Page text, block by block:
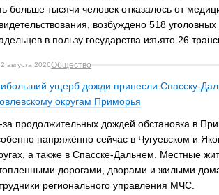
больше тысячи человек отказалось от
возбуждено 518
в пользу государства изъято 26
августа 2026Общество
ущерб дожди принесли Спасску-
округам Приморья
за продолжительных дождей обстановка в
напряжённо сейчас в Чугуевском и
а также в Спасске-Дальнем. Местные
дорогами, дворами и жилыми
регионального управления МЧС.